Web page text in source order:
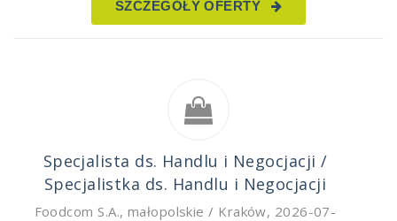
SZCZEGÓŁY OFERTY
Specjalista ds. Handlu i Negocjacji /
Specjalistka ds. Handlu i Negocjacji
Foodcom S.A., małopolskie / Kraków, 2026-07-